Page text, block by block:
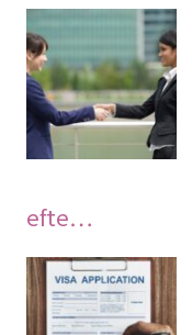
efte…